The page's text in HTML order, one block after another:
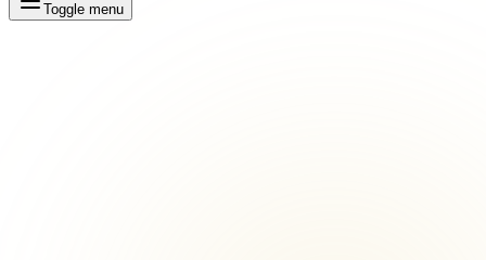
Toggle menu